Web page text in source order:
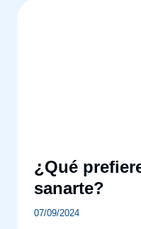
¿Qué
sanarte?
07/09/2024